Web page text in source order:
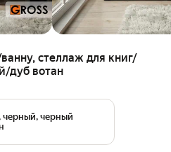
стеллаж для книг/
дуб вотан
черный, черный